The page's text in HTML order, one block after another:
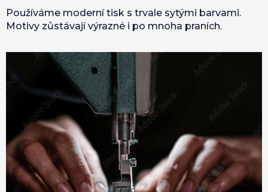
Používáme moderní tisk s trvale sytými barvami.
Motivy zůstávají výrazné i po mnoha praních.